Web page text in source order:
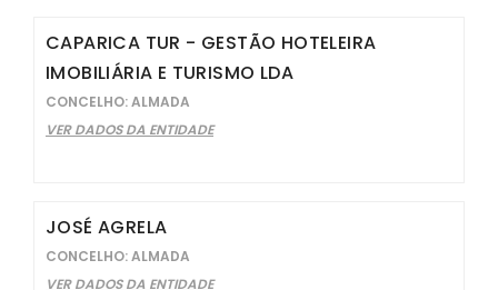
CAPARICA TUR - GESTÃO HOTELEIRA
IMOBILIÁRIA E TURISMO LDA
CONCELHO: ALMADA
VER DADOS DA ENTIDADE
JOSÉ AGRELA
CONCELHO: ALMADA
VER DADOS DA ENTIDADE